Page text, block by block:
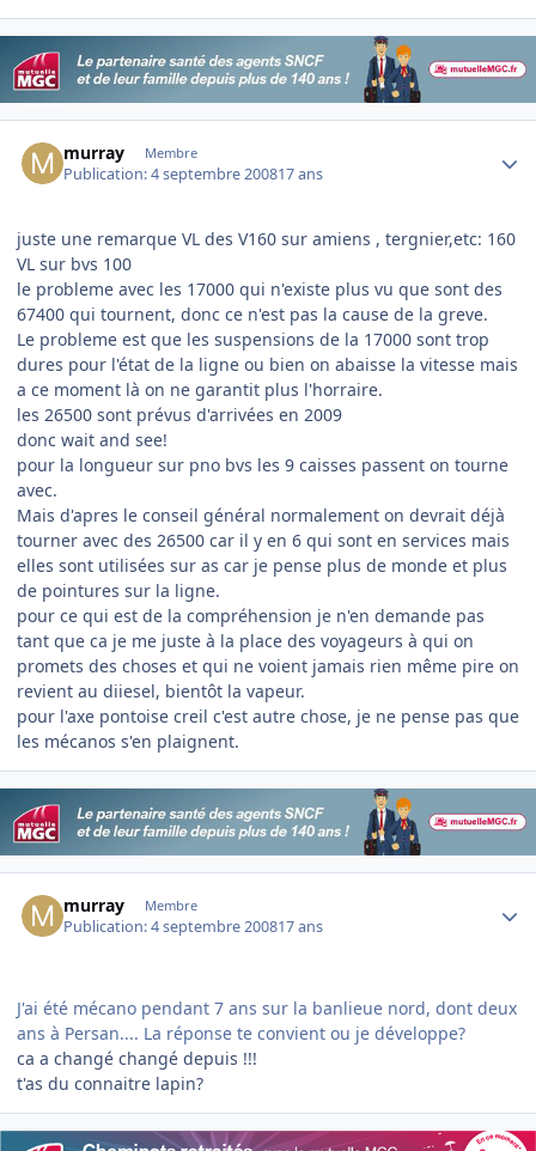
murray Membre
Publication:4 septembre 200817 ans
juste une remarque VL des V160 sur amiens , tergnier,etc: 160
VL sur bvs 100
le probleme avec les 17000 qui n'existe plus vu que sont des
67400 qui tournent, donc ce n'est pas la cause de la greve.
Le probleme est que les suspensions de la 17000 sont trop
dures pour l'état de la ligne ou bien on abaisse la vitesse mais
a ce moment là on ne garantit plus l'horraire.
les 26500 sont prévus d'arrivées en 2009
donc wait and see!
pour la longueur sur pno bvs les 9 caisses passent on tourne
avec.
Mais d'apres le conseil général normalement on devrait déjà
tourner avec des 26500 car il y en 6 qui sont en services mais
elles sont utilisées sur as car je pense plus de monde et plus
de pointures sur la ligne.
pour ce qui est de la compréhension je n'en demande pas
tant que ca je me juste à la place des voyageurs à qui on
promets des choses et qui ne voient jamais rien même pire on
revient au diiesel, bientôt la vapeur.
pour l'axe pontoise creil c'est autre chose, je ne pense pas que
les mécanos s'en plaignent.
murray Membre
Publication:4 septembre 200817 ans
J'ai été mécano pendant 7 ans sur la banlieue nord, dont deux
ans à Persan.... La réponse te convient ou je développe?
ca a changé changé depuis !!!
t'as du connaitre lapin?